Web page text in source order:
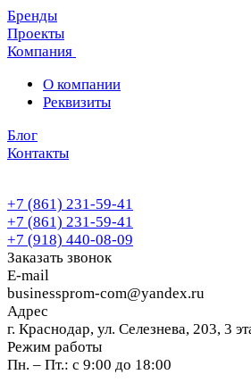
Бренды
Проекты
Компания
О компании
Реквизиты
Блог
Контакты
+7 (861) 231-59-41
+7 (861) 231-59-41
+7 (918) 440-08-09
Заказать звонок
E-mail
businessprom-com@yandex.ru
Адрес
г. Краснодар, ул. Селезнева, 203, 3
Режим работы
Пн. – Пт.: с 9:00 до 18:00